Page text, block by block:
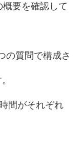
要を確認して
の質問で構成さ
間がそれぞれ